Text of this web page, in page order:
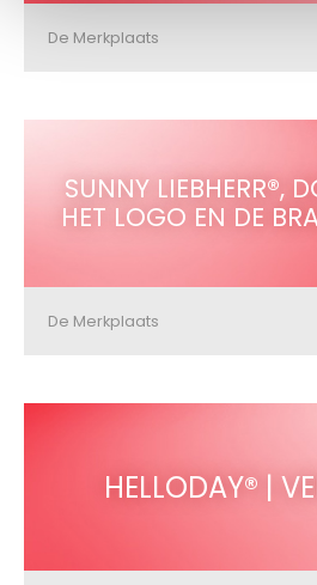
De Merkplaats
SUNNY LIEBHERR®,
HET LOGO EN DE
De Merkplaats
HELLODAY® |